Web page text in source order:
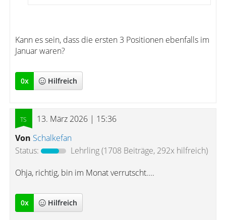
Kann es sein, dass die ersten 3 Positionen ebenfalls im
Januar waren?
0x Hilfreich
13. März 2026 | 15:36
Von Schalkefan
Status:
Lehrling(1708 Beiträge, 292x hilfreich)
Ohja, richtig, bin im Monat verrutscht....
0x Hilfreich